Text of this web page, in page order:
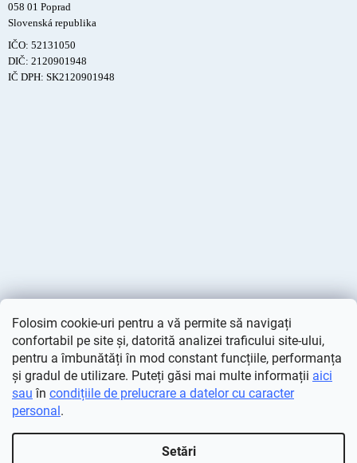
Folosim cookie-uri pentru a vă permite să navigați
confortabil pe site și, datorită analizei traficului site-ului,
pentru a îmbunătăți în mod constant funcțiile, performanța
și gradul de utilizare. Puteți găsi mai multe informații aici
sau în condițiile de prelucrare a datelor cu caracter
personal.
Setări
058 01 Poprad
Slovenská republika
IČO: 52131050
DIČ: 2120901948
IČ DPH: SK2120901948